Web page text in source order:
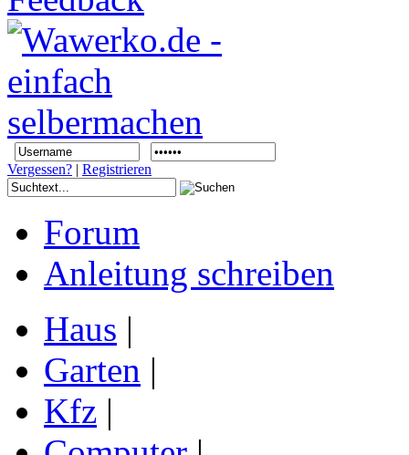
Vergessen? | Registrieren
Forum
Anleitung schreiben
Haus |
Garten |
Kfz |